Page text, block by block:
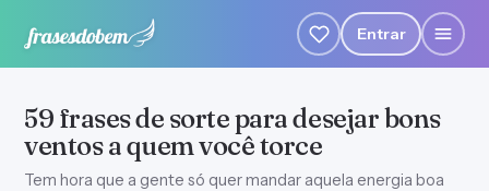
Entrar
59 frases de sorte para desejar bons
ventos a quem você torce
Tem hora que a gente só quer mandar aquela energia boa